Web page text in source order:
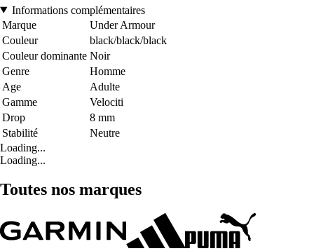
Informations complémentaires
Marque
Under Armour
Couleur
black/black/black
Couleur dominante Noir
Genre
Homme
Age
Adulte
Gamme
Velociti
Drop
8 mm
Stabilité
Neutre
Loading...
Loading...
Toutes nos marques